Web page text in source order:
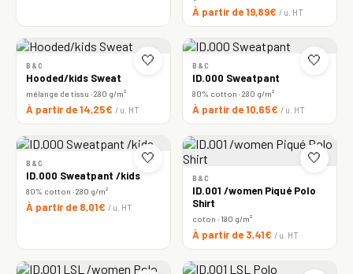
À partir de 19,89€ / u. HT
🤍
B&C
Hooded/kids Sweat
mélange de tissu · 280 g/m²
À partir de 14,25€ / u. HT
🤍
B&C
ID.000 Sweatpant
80% cotton · 280 g/m²
À partir de 10,65€ / u. HT
🤍
B&C
ID.000 Sweatpant /kids
80% cotton · 280 g/m²
À partir de 8,01€ / u. HT
🤍
B&C
ID.001 /women Piqué Polo
Shirt
coton · 180 g/m²
À partir de 3,41€ / u. HT